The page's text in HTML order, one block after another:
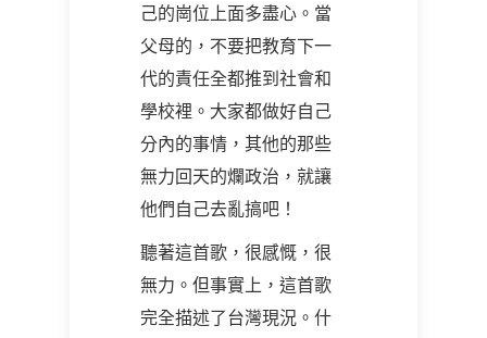
己的崗位上面多盡心。當
父母的，不要把教育下一
代的責任全都推到社會和
學校裡。大家都做好自己
分內的事情，其他的那些
無力回天的爛政治，就讓
他們自己去亂搞吧！
聽著這首歌，很感慨，很
無力。但事實上，這首歌
完全描述了台灣現況。什